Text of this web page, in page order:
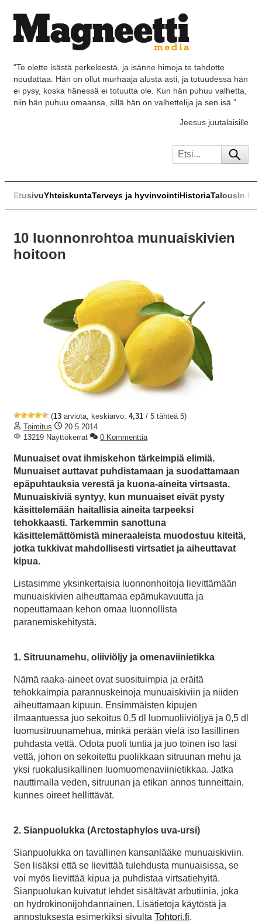
"Te olette isästä perkeleestä, ja isänne himoja te tahdotte
noudattaa. Hän on ollut murhaaja alusta asti, ja totuudessa hän
ei pysy, koska hänessä ei totuutta ole. Kun hän puhuu valhetta,
niin hän puhuu omaansa, sillä hän on valhettelija ja sen isä."
Jeesus juutalaisille
EtusivuYhteiskuntaTerveys ja hyvinvointiHistoriaTalousIn
10 luonnonrohtoa munuaiskivien
hoitoon
(13 arviota, keskiarvo: 4,31 / 5 tähteä 5)
Toimitus
20.5.2014
13219 Näyttökerrat
0 Kommenttia
Munuaiset ovat ihmiskehon tärkeimpiä elimiä.
Munuaiset auttavat puhdistamaan ja suodattamaan
epäpuhtauksia verestä ja kuona-aineita virtsasta.
Munuaiskiviä syntyy, kun munuaiset eivät pysty
käsittelemään haitallisia aineita tarpeeksi
tehokkaasti. Tarkemmin sanottuna
käsittelemättömistä mineraaleista muodostuu kiteitä,
jotka tukkivat mahdollisesti virtsatiet ja aiheuttavat
kipua.
Listasimme yksinkertaisia luonnonhoitoja lievittämään
munuaiskivien aiheuttamaa epämukavuutta ja
nopeuttamaan kehon omaa luonnollista
paranemiskehitystä.
1. Sitruunamehu, oliiviöljy ja omenaviinietikka
Nämä raaka-aineet ovat suosituimpia ja eräitä
tehokkaimpia parannuskeinoja munuaiskiviin ja niiden
aiheuttamaan kipuun. Ensimmäisten kipujen
ilmaantuessa juo sekoitus 0,5 dl luomuoliiviöljyä ja 0,5 dl
luomusitruunamehua, minkä perään vielä iso lasillinen
puhdasta vettä. Odota puoli tuntia ja juo toinen iso lasi
vettä, johon on sekoitettu puolikkaan sitruunan mehu ja
yksi ruokalusikallinen luomuomenaviinietikkaa. Jatka
nauttimalla veden, sitruunan ja etikan annos tunneittain,
kunnes oireet hellittävät.
2. Sianpuolukka (Arctostaphylos uva-ursi)
Sianpuolukka on tavallinen kansanlääke munuaiskiviin.
Sen lisäksi että se lievittää tulehdusta munuaisissa, se
voi myös lievittää kipua ja puhdistaa virtsatiehyitä.
Sianpuolukan kuivatut lehdet sisältävät arbutiinia, joka
on hydrokinonijohdannainen. Lisätietoja käytöstä ja
annostuksesta esimerkiksi sivulta Tohtori.fi.